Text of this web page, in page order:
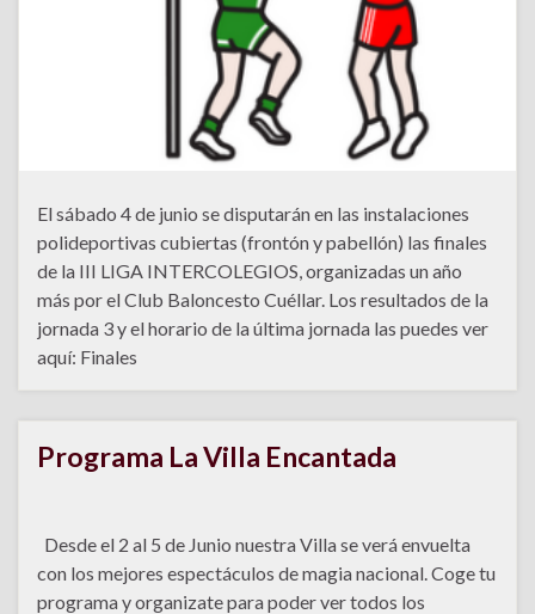
El sábado 4 de junio se disputarán en las instalaciones
polideportivas cubiertas (frontón y pabellón) las finales
de la III LIGA INTERCOLEGIOS, organizadas un año
más por el Club Baloncesto Cuéllar. Los resultados de la
jornada 3 y el horario de la última jornada las puedes ver
aquí: Finales
Programa La Villa Encantada
Desde el 2 al 5 de Junio nuestra Villa se verá envuelta
con los mejores espectáculos de magia nacional. Coge tu
programa y organizate para poder ver todos los